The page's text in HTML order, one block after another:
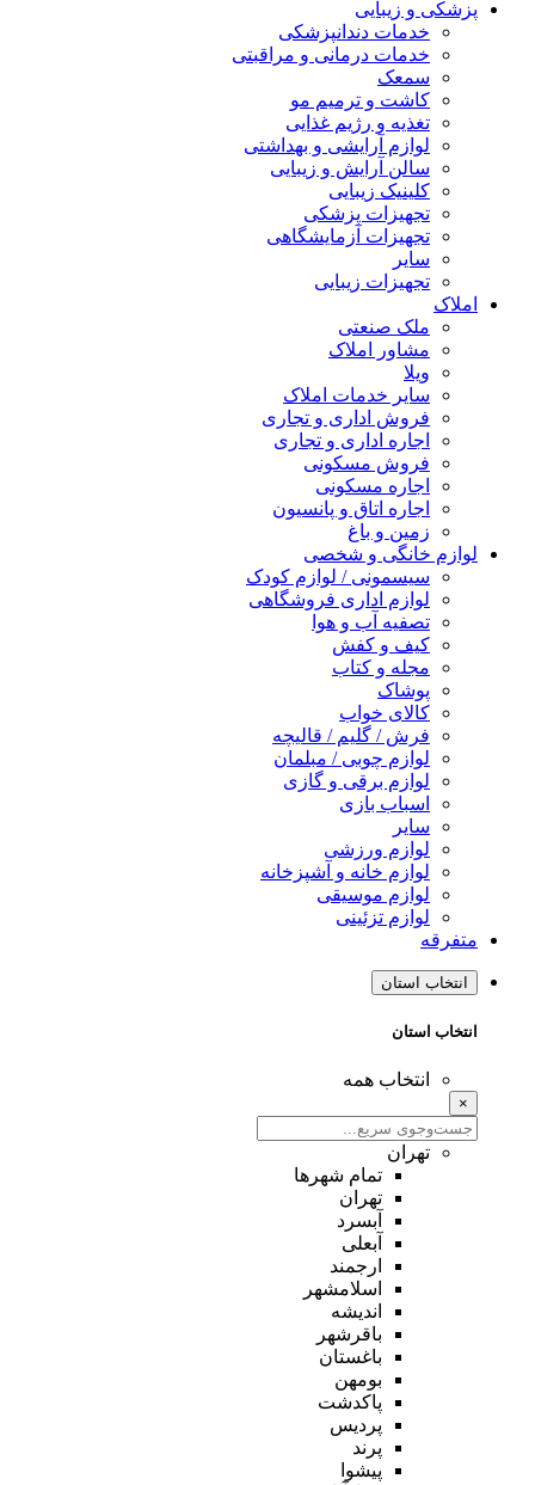
و زیبایی
خدمات دندانپزشکی
خدمات درمانی و مراقبتی
سمعک
کاشت و ترمیم مو
تغذیه و رژیم غذایی
لوازم آرایشی و بهداشتی
سالن آرایش و زیبایی
کلینیک زیبایی
تجهیزات پزشکی
تجهیزات آزمایشگاهی
تجهیزات زیبایی
ملک صنعتی
مشاور املاک
سایر خدمات املاک
فروش اداری و تجاری
اجاره اداری و تجاری
فروش مسکونی
اجاره مسکونی
اجاره اتاق و پانسیون
زمین و باغ
خانگی و شخصی
سیسمونی / لوازم کودک
لوازم اداری فروشگاهی
تصفیه آب و هوا
کیف و کفش
مجله و کتاب
پوشاک
کالای خواب
فرش / گلیم / قالیچه
لوازم چوبی / مبلمان
لوازم برقی و گازی
اسباب بازی
لوازم ورزشی
لوازم خانه و آشپزخانه
لوازم موسیقی
لوازم تزئینی
استان
استان
انتخاب همه
تمام شهر‌ها
اسلامشهر
باقرشهر
باغستان
پاکدشت